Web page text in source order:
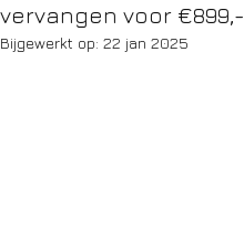
vervangen voor €899,-
Bijgewerkt op: 22 jan 2025